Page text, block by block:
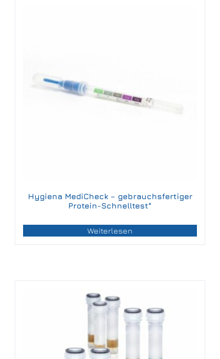
Hygiena MediCheck – gebrauchsfertiger
Protein-Schnelltest“
Weiterlesen